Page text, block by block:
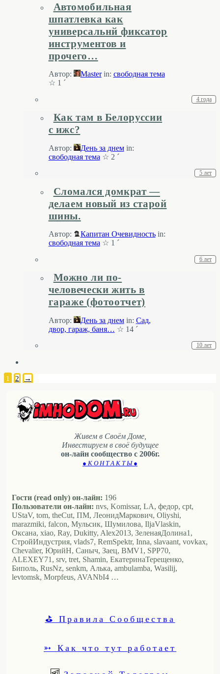
Автомобильная
шпатлевка как
универсальнй фиксатор
инструментов и
прочего…
Автор: Master in: свободная тема
☆ 1 ´
4 года
Как там в Белоруссии
с ижс?
Автор: День за днем in:
свободная тема ☆ 2 ´
5 лет
Сломался домкрат —
делаем новый из старой
шины.
Автор: Капитан Очевидность in:
свободная тема ☆ 1 ´
6 лет
Можно ли по-
человечески жить в
гараже (фотоотчет)
Автор: День за днем in: Cад,
двор, гараж, баня… ☆ 14 ´
10 лет
1 2 →
Живем в Своём Доме,
Инвестируем в своё будущее
он-лайн сообщество с 2006г.
● К О Н Т А К Т Ы ●
Гости (read only) он-лайн: 196
Пользователи он-лайн: nvs, Komissar, LA, федор, cpt,
UStaV, tom, theCut, ПМ, ЛеонидМаркович, Oliyshi,
marazmiki, falcon, Мульсик, Шумилова, IljaVlaskin,
Оксана, xiao, Ray, Dukitty, Alex2013, ЗеленаяДолина1,
СтройИндустрия, vlads7, RemSpektr, Inna, slavaant, vovkax,
Chevalier, ЮрийН, Саныч, Заец, BMV1, SPP70,
ALEXEY71, srv, tret, Shamin, ЕкатеринаТерещенко,
Биполь, RusNz, senkm, Алька, ambulamba, Wasilij,
levtomsk, Morpfeus, AVANbI4 …
⛳ Правила Сообщества
➳ Как что тут работает